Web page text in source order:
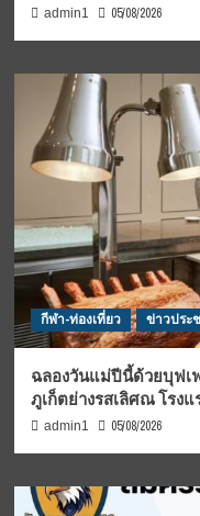
admin1 05/08/2026
กีฬา-ท่องเที่ยว ข่าวประ
ฉลองวันแม่ปีนี้ด้วยบุฟเ
ภูเก็ตย่างรสเลิศณ โรง
admin1 05/08/2026